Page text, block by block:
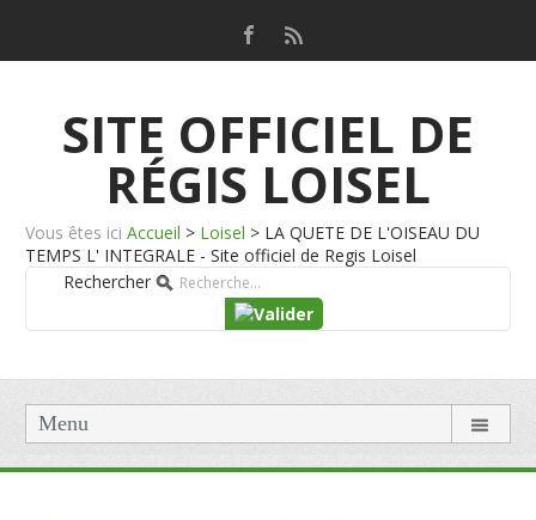
SITE OFFICIEL DE
RÉGIS LOISEL
Vous êtes ici Accueil > Loisel > LA QUETE DE L'OISEAU DU
TEMPS L' INTEGRALE - Site officiel de Regis Loisel
Rechercher
Menu